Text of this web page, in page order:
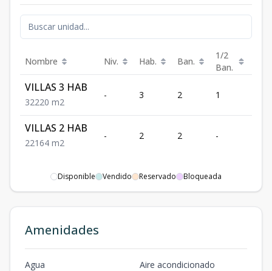
Nombre Niv. Hab. Ban.
1/2
Ban.
VILLAS 3 HAB
32220 m2
- 3 2 1
VILLAS 2 HAB
22164 m2
- 2 2 -
Disponible Vendido Reservado Bloqueada
Amenidades
Agua
Aire acondicionado